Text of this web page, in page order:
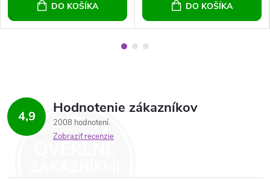
DO KOŠÍKA DO KOŠÍKA
4,9 Hodnotenie zákazníkov
2008 hodnotení
Zobraziť recenzie